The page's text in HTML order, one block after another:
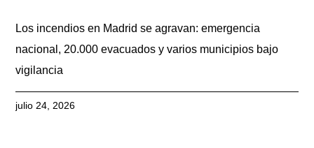
Los incendios en Madrid se agravan: emergencia
nacional, 20.000 evacuados y varios municipios bajo
vigilancia
julio 24, 2026